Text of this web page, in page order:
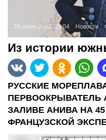
28 июня 2023, 20:04 Новости
Из истории
РУССКИЕ
ПЕРВООКРЫВАТЕЛЬ
ЗАЛИВЕ АНИВА НА
ФРАНЦУЗСКОЙ